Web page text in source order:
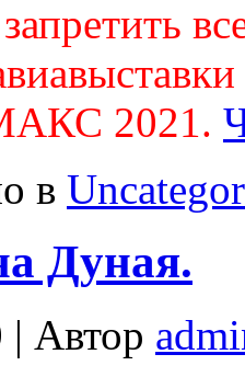
2021.
в
Дуная.
| Автор